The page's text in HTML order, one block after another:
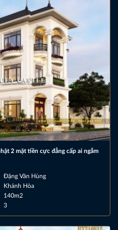
2 mặt tiền cực đẳng cấp ai ngắm
Đặng Văn Hùng
Khánh Hòa
140m2
3